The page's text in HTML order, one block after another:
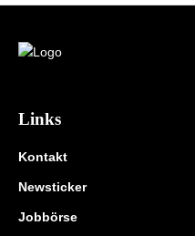
Links
Kontakt
Newsticker
Jobbörse